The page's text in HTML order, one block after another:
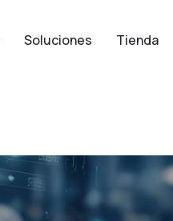
Soluciones Tienda